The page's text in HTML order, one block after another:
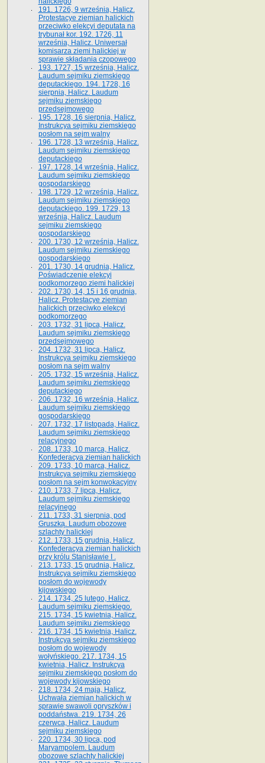
191. 1726, 9 września, Halicz.
Protestacye ziemian halickich
przeciwko elekcyi deputata na
trybunał kor. 192. 1726, 11
września, Halicz. Uniwersał
komisarza ziemi halickiej w
sprawie składania czopowego
193. 1727, 15 września, Halicz.
Laudum sejmiku ziemskiego
deputackiego. 194. 1728, 16
sierpnia, Halicz. Laudum
sejmiku ziemskiego
przedsejmowego
195. 1728, 16 sierpnia, Halicz.
Instrukcya sejmiku ziemskiego
posłom na sejm walny
196. 1728, 13 września, Halicz.
Laudum sejmiku ziemskiego
deputackiego
197. 1728, 14 września, Halicz.
Laudum sejmiku ziemskiego
gospodarskiego
198. 1729, 12 września, Halicz.
Laudum sejmiku ziemskiego
deputackiego. 199. 1729, 13
września, Halicz. Laudum
sejmiku ziemskiego
gospodarskiego
200. 1730, 12 września, Halicz.
Laudum sejmiku ziemskiego
gospodarskiego
201. 1730, 14 grudnia, Halicz.
Poświadczenie elekcyi
podkomorzego ziemi halickiej
202. 1730, 14, 15 i 16 grudnia,
Halicz. Protestacye ziemian
halickich przeciwko elekcyi
podkomorzego
203. 1732, 31 lipca, Halicz.
Laudum sejmiku ziemskiego
przedsejmowego
204. 1732, 31 lipca, Halicz.
Instrukcya sejmiku ziemskiego
posłom na sejm walny
205. 1732, 15 września, Halicz.
Laudum sejmiku ziemskiego
deputackiego
206. 1732, 16 września, Halicz.
Laudum sejmiku ziemskiego
gospodarskiego
207. 1732, 17 listopada, Halicz.
Laudum sejmiku ziemskiego
relacyjnego
208. 1733, 10 marca, Halicz.
Konfederacya ziemian halickich­
209. 1733, 10 marca, Halicz.
Instrukcya sejmiku ziemskiego
posłom na sejm konwokacyjny
210. 1733, 7 lipca, Halicz.
Laudum sejmiku ziemskiego
relacyjnego
211. 1733, 31 sierpnia, pod
Gruszką. Laudum obozowe
szlachty halickiej
212. 1733, 15 grudnia, Halicz.
Konfederacya ziemian halickich
przy królu Stanisławie I .
213. 1733, 15 grudnia, Halicz.
Instrukcya sejmiku ziemskiego
posłom do wojewody
kijowskiego
214. 1734, 25 lutego, Halicz.
Laudum sejmiku ziemskiego.
215. 1734, 15 kwietnia, Halicz.
Laudum sejmiku ziemskiego
216. 1734, 15 kwietnia, Halicz.
Instrukcya sejmiku ziemskiego
posłom do wojewody
wołyńskiego. 217. 1734, 15
kwietnia, Halicz. Instrukcya
sejmiku ziemskiego posłom do
wojewody kijowskiego
218. 1734, 24 maja, Halicz.
Uchwała ziemian halickich w
sprawie swawoli opryszków i
poddaństwa. 219. 1734, 26
czerwca, Halicz. Laudum
sejmiku ziemskiego
220. 1734, 30 lipca, pod
Maryampolem. Laudum
obozowe szlachty halickiej